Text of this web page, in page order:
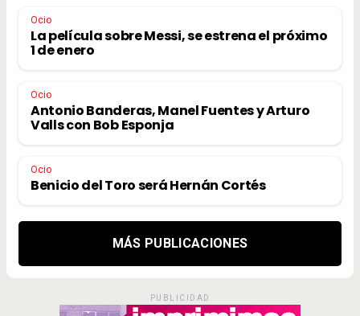
Ocio
La película sobre Messi, se estrena el próximo
1 de enero
Ocio
Antonio Banderas, Manel Fuentes y Arturo
Valls con Bob Esponja
Ocio
Benicio del Toro será Hernán Cortés
MÁS PUBLICACIONES
PUBLICIDAD